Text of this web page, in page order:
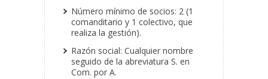
Número mínimo de socios: 2 (1
comanditario y 1 colectivo, que
realiza la gestión).
Razón social: Cualquier nombre
seguido de la abreviatura S. en
Com. por A.